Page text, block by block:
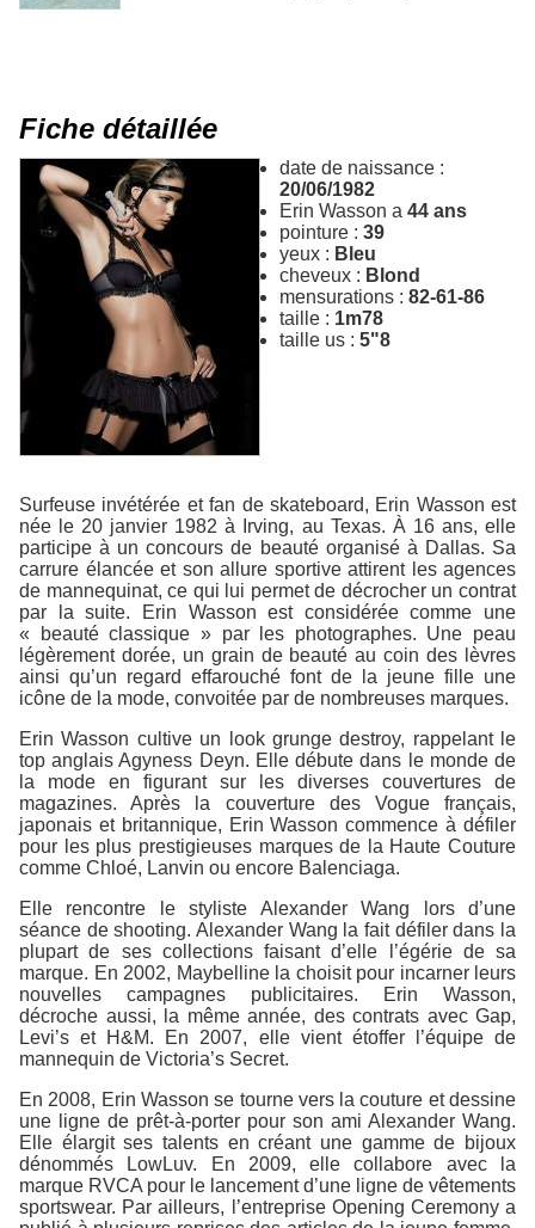
Fiche détaillée
date de naissance :
20/06/1982
Erin Wasson a 44 ans
pointure : 39
yeux : Bleu
cheveux : Blond
mensurations : 82-61-86
taille : 1m78
taille us : 5"8
Surfeuse invétérée et fan de skateboard, Erin Wasson est
née le 20 janvier 1982 à Irving, au Texas. À 16 ans, elle
participe à un concours de beauté organisé à Dallas. Sa
carrure élancée et son allure sportive attirent les agences
de mannequinat, ce qui lui permet de décrocher un contrat
par la suite. Erin Wasson est considérée comme une
« beauté classique » par les photographes. Une peau
légèrement dorée, un grain de beauté au coin des lèvres
ainsi qu’un regard effarouché font de la jeune fille une
icône de la mode, convoitée par de nombreuses marques.
Erin Wasson cultive un look grunge destroy, rappelant le
top anglais Agyness Deyn. Elle débute dans le monde de
la mode en figurant sur les diverses couvertures de
magazines. Après la couverture des Vogue français,
japonais et britannique, Erin Wasson commence à défiler
pour les plus prestigieuses marques de la Haute Couture
comme Chloé, Lanvin ou encore Balenciaga.
Elle rencontre le styliste Alexander Wang lors d’une
séance de shooting. Alexander Wang la fait défiler dans la
plupart de ses collections faisant d’elle l’égérie de sa
marque. En 2002, Maybelline la choisit pour incarner leurs
nouvelles campagnes publicitaires. Erin Wasson,
décroche aussi, la même année, des contrats avec Gap,
Levi’s et H&M. En 2007, elle vient étoffer l’équipe de
mannequin de Victoria’s Secret.
En 2008, Erin Wasson se tourne vers la couture et dessine
une ligne de prêt-à-porter pour son ami Alexander Wang.
Elle élargit ses talents en créant une gamme de bijoux
dénommés LowLuv. En 2009, elle collabore avec la
marque RVCA pour le lancement d’une ligne de vêtements
sportswear. Par ailleurs, l’entreprise Opening Ceremony a